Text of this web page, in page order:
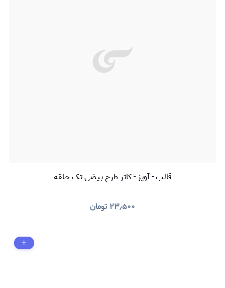
قالب - آویز - کاتر طرح بیضی تک حلقه
۲۳٫۵۰۰ تومان